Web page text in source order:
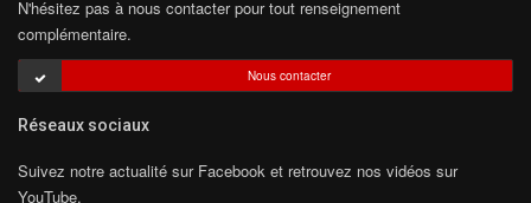
N'hésitez pas à nous contacter pour tout renseignement
complémentaire.
Nous contacter
Réseaux sociaux
Suivez notre actualité sur Facebook et retrouvez nos vidéos sur
YouTube.